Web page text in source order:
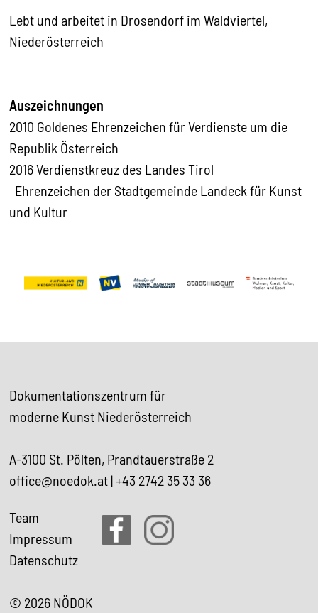
Lebt und arbeitet in Drosendorf im Waldviertel,
Niederösterreich
Auszeichnungen
2010 Goldenes Ehrenzeichen für Verdienste um die
Republik Österreich
2016Verdienstkreuz des Landes Tirol
Ehrenzeichen der Stadtgemeinde Landeck für Kunst
und Kultur
Dokumentationszentrum für
moderne Kunst Niederösterreich
A-3100 St. Pölten, Prandtauerstraße 2
office@noedok.at|+43 2742 35 33 36
Team
Impressum
Datenschutz
© 2026 NÖDOK